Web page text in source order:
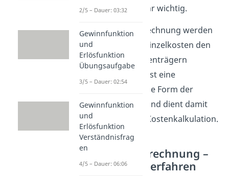
Gemeinkosten sehr wichtig.
In der Teilkostenrechnung werden
dagegen nur die Einzelkosten den
zugehörigen Kostenträgern
zugewiesen. Dies ist eine
leistungsabhängige Form der
Kostenrechnung und dient damit
der kurzfristigen Kostenkalkulation.
Kostenträgerrechnung –
Kalkulationsverfahren
2/5 – Dauer: 03:32
Gewinnfunktion
und
Erlösfunktion
Übungsaufgabe
3/5 – Dauer: 02:54
Gewinnfunktion
und
Erlösfunktion
Verständnisfrag
en
4/5 – Dauer: 06:06